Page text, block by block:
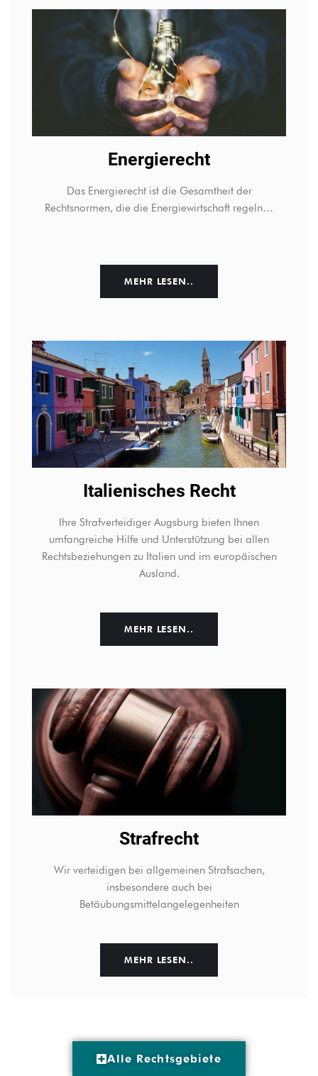
Energierecht
Das Energierecht ist die Gesamtheit der
Rechtsnormen, die die Energiewirtschaft regeln…
MEHR LESEN..
Italienisches Recht
Ihre Strafverteidiger Augsburg bieten Ihnen
umfangreiche Hilfe und Unterstützung bei allen
Rechtsbeziehungen zu Italien und im europäischen
Ausland.
MEHR LESEN..
Strafrecht
Wir verteidigen bei allgemeinen Strafsachen,
insbesondere auch bei
Betäubungsmittelangelegenheiten
MEHR LESEN..
Alle Rechtsgebiete